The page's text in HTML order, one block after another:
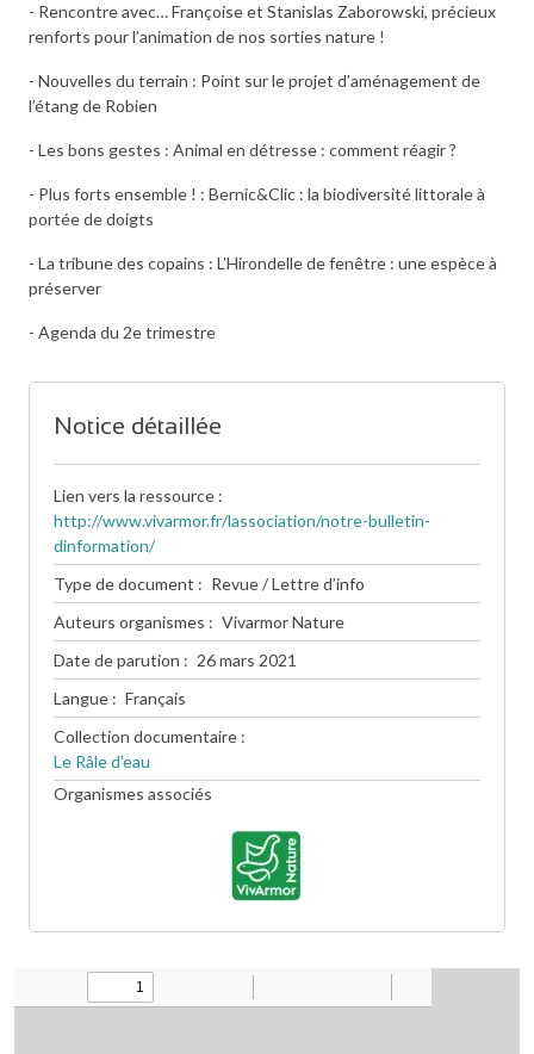
- Rencontre avec… Françoise et Stanislas Zaborowski, précieux
renforts pour l’animation de nos sorties nature !
- Nouvelles du terrain : Point sur le projet d’aménagement de
l’étang de Robien
- Les bons gestes : Animal en détresse : comment réagir ?
- Plus forts ensemble ! : Bernic&Clic : la biodiversité littorale à
portée de doigts
- La tribune des copains : L’Hirondelle de fenêtre : une espèce à
préserver
- Agenda du 2e trimestre
Notice détaillée
Lien vers la ressource
http://www.vivarmor.fr/lassociation/notre-bulletin-
dinformation/
Type de document
Revue / Lettre d’info
Auteurs organismes
Vivarmor Nature
Date de parution
26 mars 2021
Langue
Français
Collection documentaire
Le Râle d'eau
Organismes associés